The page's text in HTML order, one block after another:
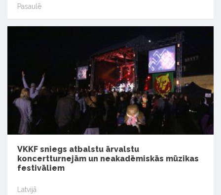
Pasaulē
VKKF sniegs atbalstu ārvalstu
koncertturnejām un neakadēmiskās mūzikas
festivāliem
Latvijā